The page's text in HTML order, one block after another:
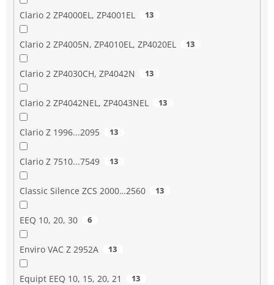
Clario 2 ZP4000EL, ZP4001EL 13
Clario 2 ZP4005N, ZP4010EL, ZP4020EL 13
Clario 2 ZP4030CH, ZP4042N 13
Clario 2 ZP4042NEL, ZP4043NEL 13
Clario Z 1996...2095 13
Clario Z 7510...7549 13
Classic Silence ZCS 2000…2560 13
EEQ 10, 20, 30 6
Enviro VAC Z 2952A 13
Equipt EEQ 10, 15, 20, 21 13